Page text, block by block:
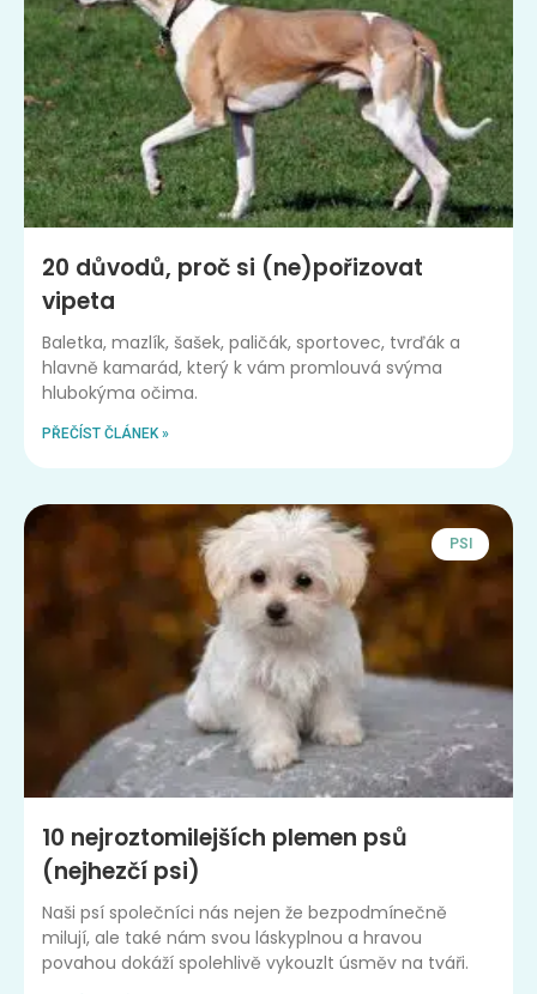
20 důvodů, proč si (ne)pořizovat
vipeta
Baletka, mazlík, šašek, paličák, sportovec, tvrďák a
hlavně kamarád, který k vám promlouvá svýma
hlubokýma očima.
PŘEČÍST ČLÁNEK »
PSI
10 nejroztomilejších plemen psů
(nejhezčí psi)
Naši psí společníci nás nejen že bezpodmínečně
milují, ale také nám svou láskyplnou a hravou
povahou dokáží spolehlivě vykouzlt úsměv na tváři.